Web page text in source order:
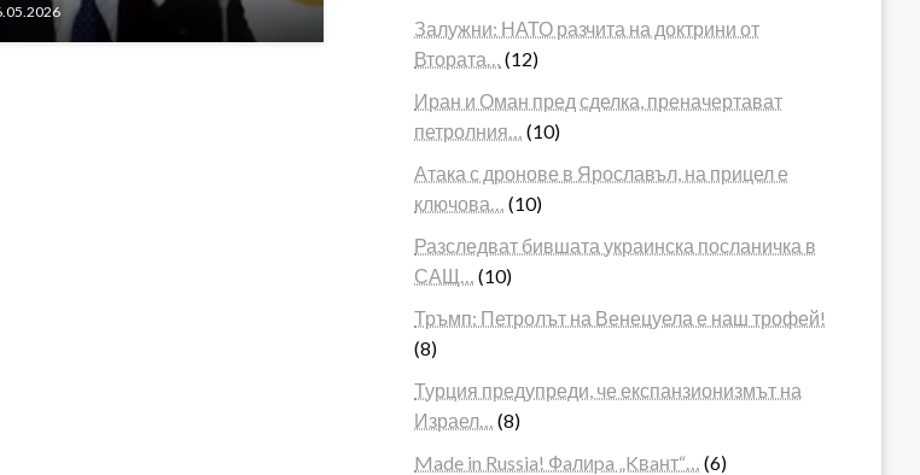
Залужни: НАТО разчита на доктрини от
Втората…
(12)
Иран и Оман пред сделка, преначертават
петролния…
(10)
Атака с дронове в Ярославъл, на прицел е
ключова…
(10)
Разследват бившата украинска посланичка в
САЩ…
(10)
Тръмп: Петролът на Венецуела е наш трофей!
(8)
Турция предупреди, че експанзионизмът на
Израел…
(8)
Made in Russia! Фaлиpa „Kвaнт“…
(6)